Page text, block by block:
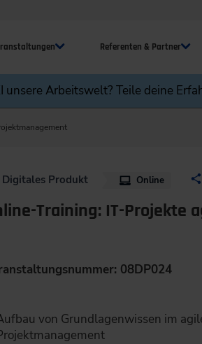
Referenten & Partner
unsere Arbeitswelt? Teile deine
Digitales Produkt Online
Training: IT-Projekte
08DP024
von Grundlagenwissen im